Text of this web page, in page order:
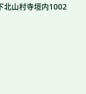
北山村寺垣内1002